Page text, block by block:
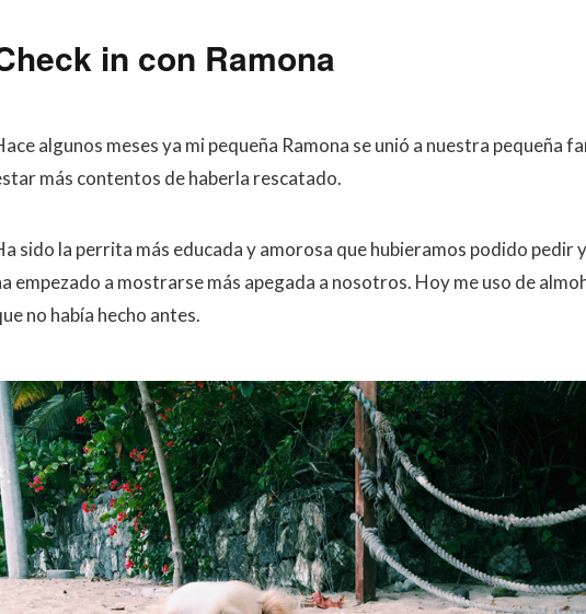
in con Ramona
algunos meses ya mi pequeña Ramona se unió a nuestra pequeña
más contentos de haberla rescatado.
sido la perrita más educada y amorosa que hubieramos podido pedir
empezado a mostrarse más apegada a nosotros. Hoy me uso de
no había hecho antes.